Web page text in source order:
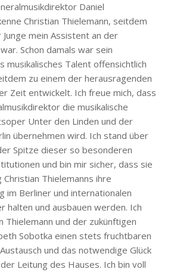
Daniel
Christian Thielemann, seitdem
mein Assistent an der
Schon damals war sein
musikalisches Talent offensichtlich
zu einem der herausragenden
Zeit entwickelt. Ich freue mich, dass
die musikalische
Unter den Linden und der
übernehmen wird. Ich stand über
Spitze dieser so besonderen
und bin mir sicher, dass sie
Thielemanns ihre
im Berliner und internationalen
halten und ausbauen werden. Ich
Thielemann und der zukünftigen
Sobotka einen stets fruchtbaren
und das notwendige Glück
Leitung des Hauses. Ich bin voll